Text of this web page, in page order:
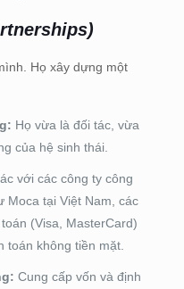
Họ xây dựng một
Họ vừa là đối tác, vừa
của hệ sinh thái.
với các công ty công
Moca tại Việt Nam, các
(Visa, MasterCard)
toán không tiền mặt.
Cung cấp vốn và định